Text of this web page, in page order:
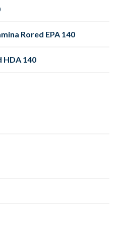
Rored EPA 140
140